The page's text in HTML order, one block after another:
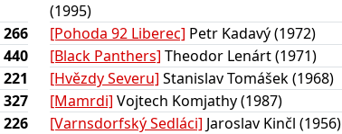
266
440
221
327
226
(1995)
[Pohoda 92 Liberec] Petr Kadavý (1972)
[Black Panthers] Theodor Lenárt (1971)
[Hvězdy Severu] Stanislav Tomášek (1968)
[Mamrdi] Vojtech Komjathy (1987)
[Varnsdorfský Sedláci] Jaroslav Kinčl (1956)